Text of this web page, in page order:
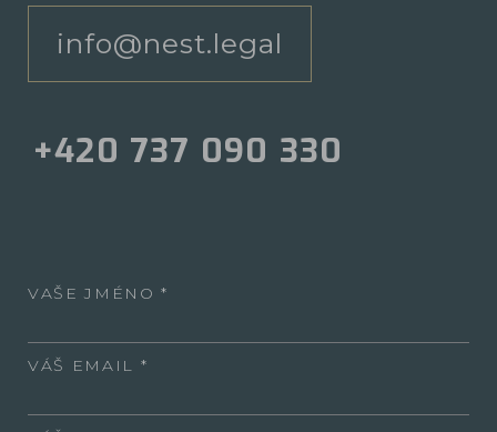
info@nest.legal
+420 737 090 330
VAŠE JMÉNO
VÁŠ EMAIL